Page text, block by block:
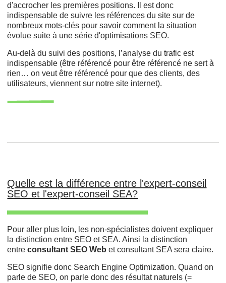
d'accrocher les premières positions. Il est donc
indispensable de suivre les références du site sur de
nombreux mots-clés pour savoir comment la situation
évolue suite à une série d'optimisations SEO.
Au-delà du suivi des positions, l’analyse du trafic est
indispensable (être référencé pour être référencé ne sert à
rien… on veut être référencé pour que des clients, des
utilisateurs, viennent sur notre site internet).
Quelle est la différence entre l'expert-conseil
SEO et l'expert-conseil SEA?
Pour aller plus loin, les non-spécialistes doivent expliquer
la distinction entre SEO et SEA. Ainsi la distinction
entreconsultant SEO Web et consultant SEA sera claire.
SEO signifie donc Search Engine Optimization. Quand on
parle de SEO, on parle donc des résultat naturels (=